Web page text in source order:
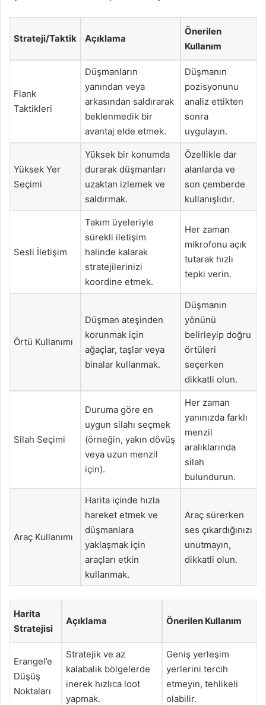
Strateji/Taktik Açıklama
Önerilen
Kullanım
Flank
Taktikleri
Düşmanların
yanından veya
arkasından saldırarak
beklenmedik bir
avantaj elde etmek.
Düşmanın
pozisyonunu
analiz ettikten
sonra
uygulayın.
Yüksek Yer
Seçimi
Yüksek bir konumda
durarak düşmanları
uzaktan izlemek ve
saldırmak.
Özellikle dar
alanlarda ve
son çemberde
kullanışlıdır.
Sesli İletişim
Takım üyeleriyle
sürekli iletişim
halinde kalarak
stratejilerinizi
koordine etmek.
Her zaman
mikrofonu açık
tutarak hızlı
tepki verin.
Örtü Kullanımı
Düşman ateşinden
korunmak için
ağaçlar, taşlar veya
binalar kullanmak.
Düşmanın
yönünü
belirleyip doğru
örtüleri
seçerken
dikkatli olun.
Silah Seçimi
Duruma göre en
uygun silahı seçmek
(örneğin, yakın dövüş
veya uzun menzil
için).
Her zaman
yanınızda farklı
menzil
aralıklarında
silah
bulundurun.
Araç Kullanımı
Harita içinde hızla
hareket etmek ve
düşmanlara
yaklaşmak için
araçları etkin
kullanmak.
Araç sürerken
ses çıkardığınızı
unutmayın,
dikkatli olun.
Harita
Stratejisi
Açıklama Önerilen Kullanım
Erangel’e
Düşüş
Noktaları
Stratejik ve az
kalabalık bölgelerde
inerek hızlıca loot
yapmak.
Geniş yerleşim
yerlerini tercih
etmeyin, tehlikeli
olabilir.